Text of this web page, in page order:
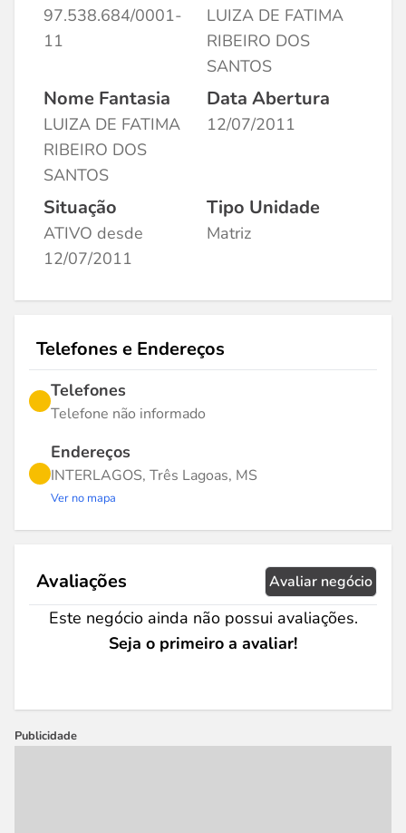
97.538.684/0001-
11
LUIZA DE FATIMA
RIBEIRO DOS
SANTOS
Nome Fantasia
LUIZA DE FATIMA
RIBEIRO DOS
SANTOS
Data Abertura
12/07/2011
Situação
ATIVO desde
12/07/2011
Tipo Unidade
Matriz
Telefones e Endereços
Telefones
Telefone não informado
Endereços
INTERLAGOS, Três Lagoas, MS
Ver no mapa
Avaliações Avaliar negócio
Este negócio ainda não possui avaliações.
Seja o primeiro a avaliar!
Publicidade